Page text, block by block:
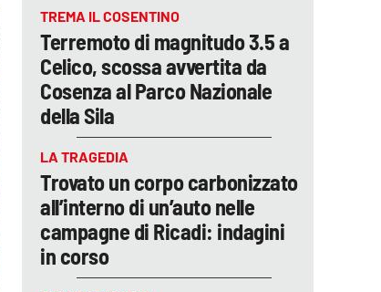
TREMA IL COSENTINO
Terremoto di magnitudo 3.5 a
Celico, scossa avvertita da
Cosenza al Parco Nazionale
della Sila
LA TRAGEDIA
Trovato un corpo carbonizzato
all’interno di un’auto nelle
campagne di Ricadi: indagini
in corso